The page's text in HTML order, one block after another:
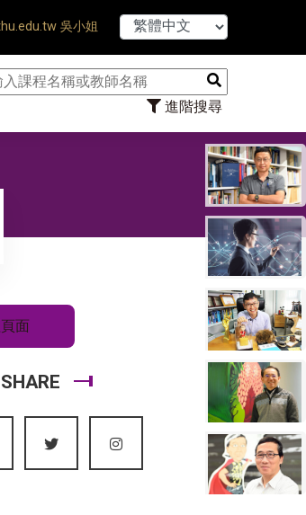
吳小姐
進階搜尋
【7/31】
面